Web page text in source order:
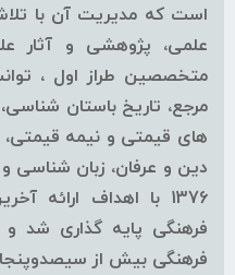
است که مدیریت آن با
علمی، پژوهشی و آثار
متخصصین طراز اول ،
مرجع، تاریخ باستان
های قیمتی و نیمه قیمتی،
دین و عرفان، زبان شناسی و
1376 با اهداف
فرهنگی بیش از